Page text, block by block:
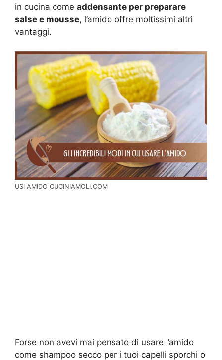
in cucina come addensante per preparare
salse e mousse, l’amido offre moltissimi altri
vantaggi.
USI AMIDO CUCINIAMOLI.COM
Forse non avevi mai pensato di usare l’amido
come shampoo secco per i tuoi capelli sporchi o